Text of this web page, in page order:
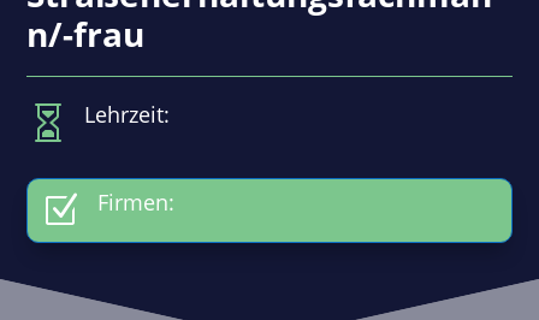
n/-frau
 Lehrzeit:
Z Firmen: